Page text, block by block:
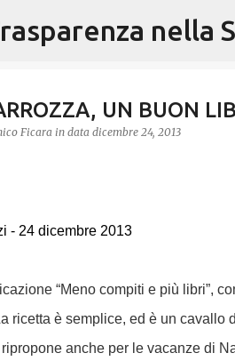
nella
UN BUON
Ficara in data dicembre 24, 2013
- 24 dicembre 2013
“Meno compiti e più libri”,
ricetta è semplice, ed è un cavallo
anche per le vacanze di